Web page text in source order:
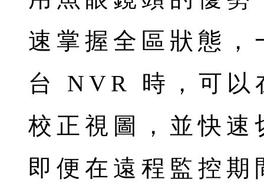
速掌握全區狀態
台 NVR 時，可以
校正視圖，並快
即便在遠程監控